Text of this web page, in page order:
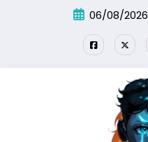
06/08/2026